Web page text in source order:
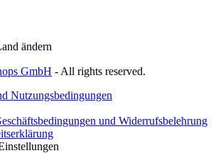
ändern
GmbH - All rights reserved.
Nutzungsbedingungen
und Widerrufsbelehrung